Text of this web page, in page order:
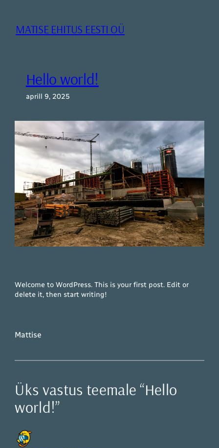
juurdeMATISE EHITUS EESTI OÜ
Hello world!
aprill 9, 2025
Welcome to WordPress. This is your first post. Edit or
delete it, then start writing!
Mattise
Üks vastus teemale “Hello
world!”